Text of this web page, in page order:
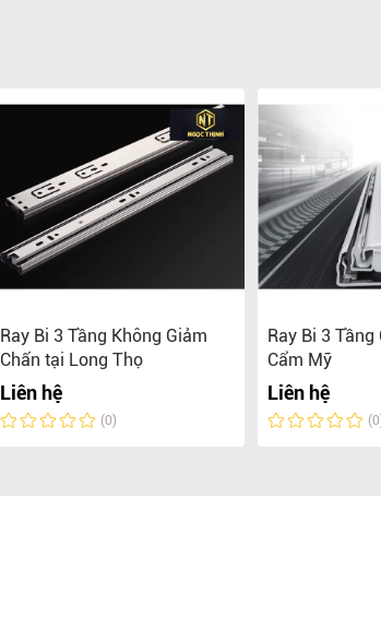
Ray Bi 3 Tầng Không Giảm
Chấn tại Long Thọ
Liên hệ
(0)
Ray Bi 3
Cẩm Mỹ
Liên hệ